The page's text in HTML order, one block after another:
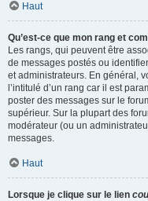
Haut
Qu’est-ce que mon rang et
Les rangs, qui peuvent être
de messages postés ou
et administrateurs. En général,
l’intitulé d’un rang car il est
poster des messages sur le
supérieur. Sur la plupart des
modérateur (ou un
messages.
Haut
Lorsque je clique sur le lien